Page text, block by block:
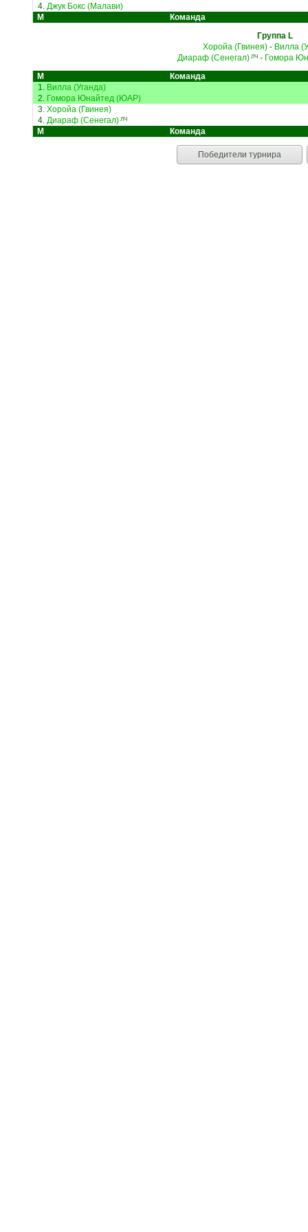
4. Джук Бокс (Малави)
М
Команда
Группа L
Хоройа (Гвинея)- Вилла
Диараф (Сенегал)ЛЧ- Гомора
М
Команда
1. Вилла (Уганда)
2. Гомора Юнайтед (ЮАР)
3. Хоройа (Гвинея)
4. Диараф (Сенегал)ЛЧ
М Команда
Победители турнира